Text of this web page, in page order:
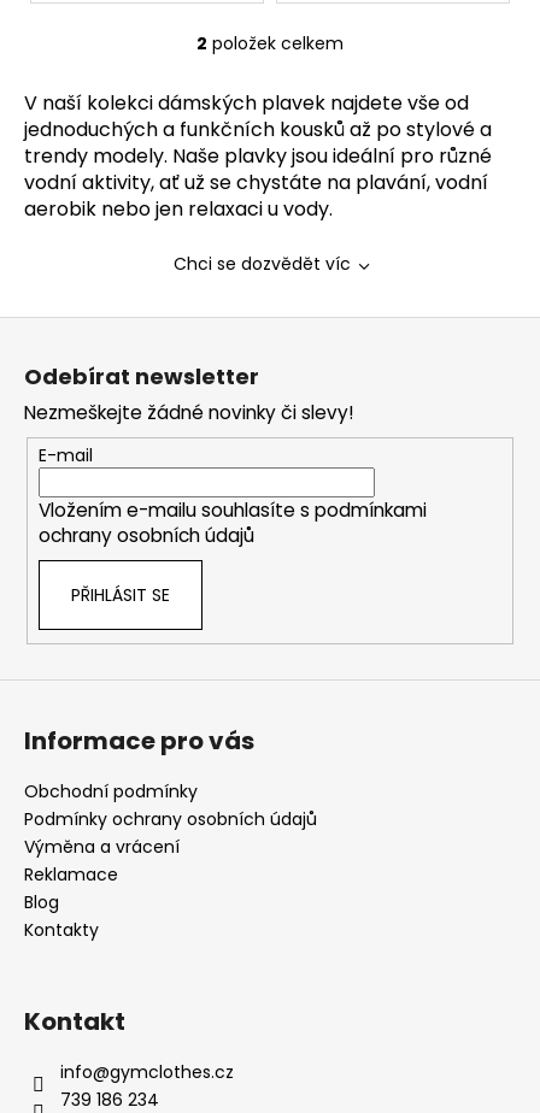
O
l
á
d
a
c
p
v
v
ý
i
s
2 položek celkem
V naší kolekci dámských plavek najdete vše od
jednoduchých a funkčních kousků až po stylové a
trendy modely. Naše plavky jsou ideální pro různé
vodní aktivity, ať už se chystáte na plavání, vodní
aerobik nebo jen relaxaci u vody.
Chci se dozvědět víc
Odebírat newsletter
Nezmeškejte žádné novinky či slevy!
E-mail
Vložením e-mailu souhlasíte s podmínkami
ochrany osobních údajů
PŘIHLÁSIT SE
Informace pro vás
Obchodní podmínky
Podmínky ochrany osobních údajů
Výměna a vrácení
Reklamace
Blog
Kontakty
Kontakt
info@gymclothes.cz
739 186 234